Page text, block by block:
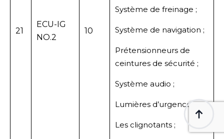
21
ECU-IG
NO.2
10
Système de freinage ;
Système de navigation ;
Prétensionneurs de
ceintures de sécurité ;
Système audio ;
Lumières d’urgence ;
Les clignotants ;